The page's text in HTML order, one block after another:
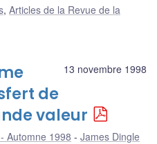
, Articles de la Revue de la
13 novembre 1998
de
valeur
Automne 1998 James Dingle